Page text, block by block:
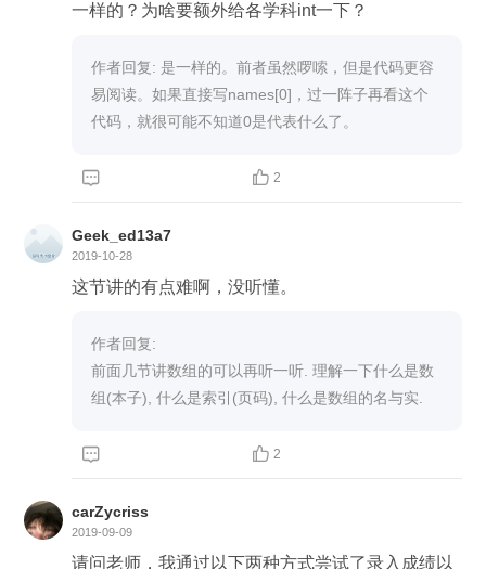
一样的？为啥要额外给各学科int一下？
作者回复: 是一样的。前者虽然啰嗦，但是代码更容
易阅读。如果直接写names[0]，过一阵子再看这个
代码，就很可能不知道0是代表什么了。
  2
Geek_ed13a7
2019-10-28
这节讲的有点难啊，没听懂。
作者回复:
前面几节讲数组的可以再听一听. 理解一下什么是数
组(本子), 什么是索引(页码), 什么是数组的名与实.
  2
carZycriss
2019-09-09
请问老师，我通过以下两种方式尝试了录入成绩以